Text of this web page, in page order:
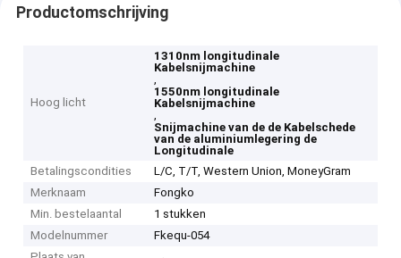
Productomschrijving
Hoog licht
1310nm longitudinale
Kabelsnijmachine
,
1550nm longitudinale
Kabelsnijmachine
,
Snijmachine van de de Kabelschede
van de aluminiumlegering de
Longitudinale
Betalingscondities
L/C, T/T, Western Union, MoneyGram
Merknaam
Fongko
Min. bestelaantal
1 stukken
Modelnummer
Fkequ-054